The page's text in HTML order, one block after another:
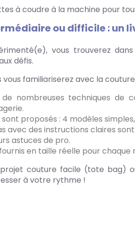
à coudre à la machine pour
ou difficile : un
vous trouverez
défis.
vous familiariserez avec la
nombreuses techniques de
proposés : 4 modèles
avec des instructions claires
astuces de pro.
en taille réelle pour chaque
projet couture facile (tote
à votre rythme !